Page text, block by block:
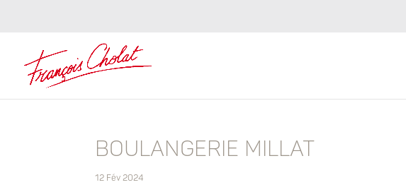
BOULANGERIE MILLAT
12 Fév 2024